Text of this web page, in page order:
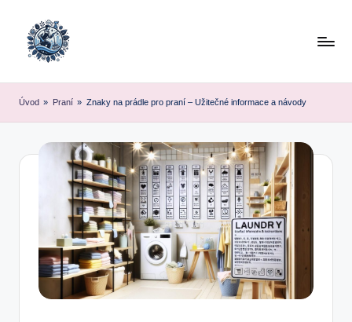
Úvod » Praní » Znaky na prádle pro praní – Užitečné informace a návody